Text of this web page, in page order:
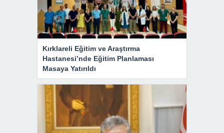
Kırklareli Eğitim ve Araştırma
Hastanesi’nde Eğitim Planlaması
Masaya Yatırıldı